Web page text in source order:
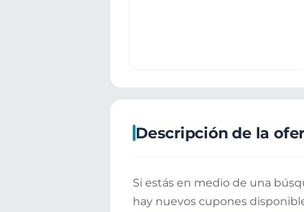
Descripción de la
Si estás en medio de una
hay nuevos cupones